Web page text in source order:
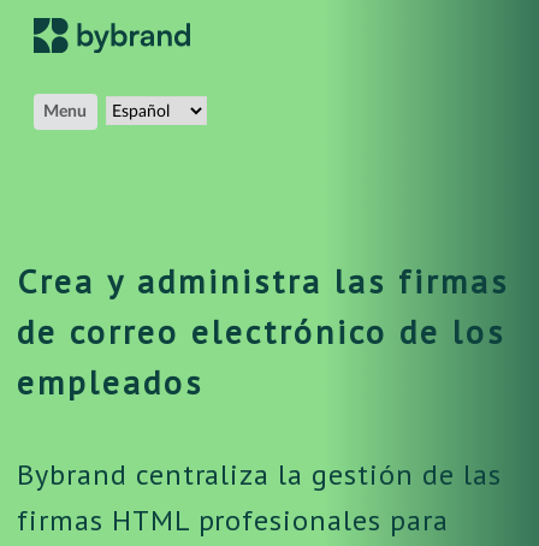
Menu
Crea y administra las firmas
de correo electrónico de los
empleados
Bybrand centraliza la gestión de las
firmas HTML profesionales para